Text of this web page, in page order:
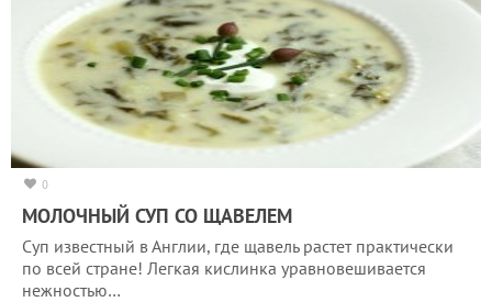
0
МОЛОЧНЫЙ СУП СО ЩАВЕЛЕМ
Суп известный в Англии, где щавель растет практически
по всей стране! Легкая кислинка уравновешивается
нежностью…